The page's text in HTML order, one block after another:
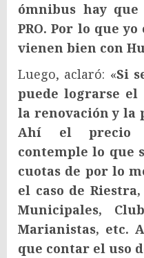
ómnibus hay
PRO. Por lo que
vienen bien con
Luego, aclaró: «Si
puede lograrse el
la renovación y la
Ahí el precio
contemple lo que
cuotas de por lo
el caso de
Municipales,
Marianistas, etc.
que contar el uso